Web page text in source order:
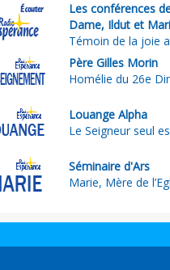
Les conférences
Dame, Ildut et
Témoin de la joie
Père Gilles Morin
Homélie du 26e
Louange Alpha
Le Seigneur seul
Séminaire d'Ars
Marie, Mère de